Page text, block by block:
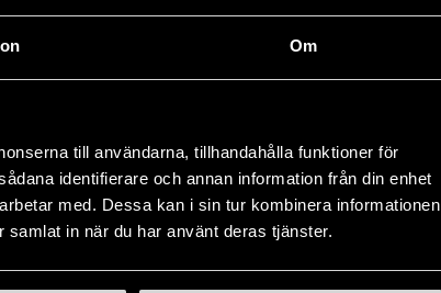
Om
till användarna, tillhandahålla funktioner för
identifierare och annan information från din enhet
med. Dessa kan i sin tur kombinera informationen
in när du har använt deras tjänster.
som väntar – bara att det blir
spoken word, konst eller